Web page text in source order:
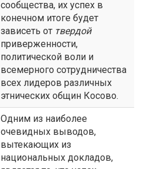
сообщества, их успех в
конечном итоге будет
зависеть от твердой
приверженности,
политической воли и
всемерного сотрудничества
всех лидеров различных
этнических общин Косово.
Одним из наиболее
очевидных выводов,
вытекающих из
национальных докладов,